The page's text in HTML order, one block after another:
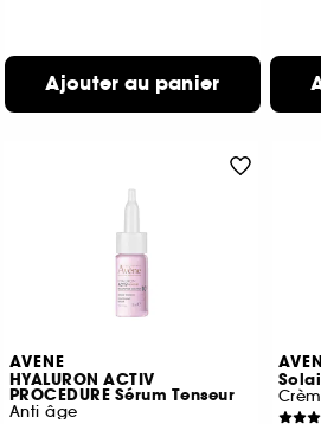
Ajouter au panier
AVENE
HYALURON ACTIV
PROCEDURE Sérum Tenseur
Anti âge